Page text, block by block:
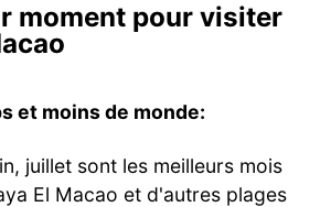
moment pour visiter
et moins de monde:
juillet sont les meilleurs mois
El Macao et d'autres plages